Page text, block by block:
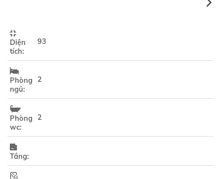
Diện
tích:
93
Phòng
ngủ:
2
Phòng
wc:
2
Tầng: